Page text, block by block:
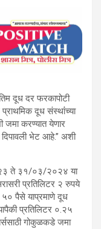
दूध दर फरकापोटी
दूध संस्थांंच्या
जमा करण्यात येणार
भेट आहे.” अशी
ते ३१/०३/२०२४ या
प्रतिलिटर २ रुपये
पैसे याप्रमाणे दूध
प्रतिलिटर ०.२५
गोकुळकडे जमा